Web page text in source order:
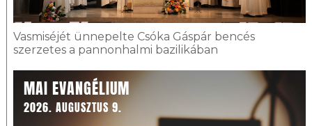
Vasmiséjét ünnepelte Csóka Gáspár bencés
szerzetes a pannonhalmi bazilikában
MAI EVANGÉLIUM
2026. AUGUSZTUS 9.